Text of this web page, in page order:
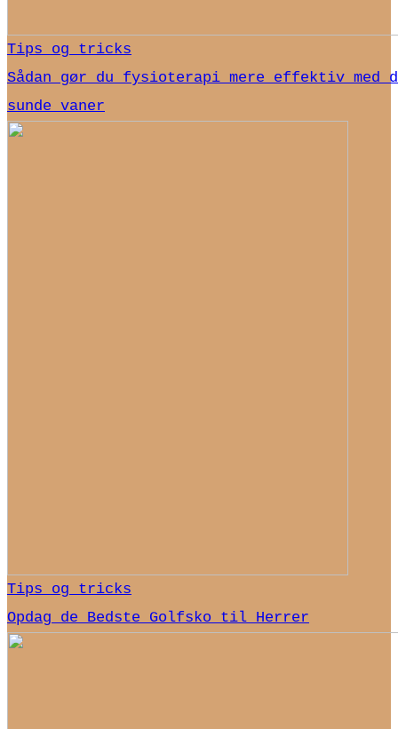
Tips og tricks
Sådan gør du fysioterapi mere effektiv med
sunde vaner
Tips og tricks
Opdag de Bedste Golfsko til Herrer